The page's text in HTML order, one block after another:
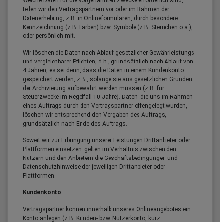
teilen wir den Vertragspartnern vor oder im Rahmen der
Datenerhebung, z.B. in Onlineformularen, durch besondere
Kennzeichnung (z.B. Farben) bzw. Symbole (z.B. Sternchen o.ä.),
oder persönlich mit.
Wir löschen die Daten nach Ablauf gesetzlicher Gewährleistungs-
und vergleichbarer Pflichten, d.h., grundsätzlich nach Ablauf von
4 Jahren, es sei denn, dass die Daten in einem Kundenkonto
gespeichert werden, z.B., solange sie aus gesetzlichen Gründen
der Archivierung aufbewahrt werden müssen (z.B. für
Steuerzwecke im Regelfall 10 Jahre). Daten, die uns im Rahmen
eines Auftrags durch den Vertragspartner offengelegt wurden,
löschen wir entsprechend den Vorgaben des Auftrags,
grundsätzlich nach Ende des Auftrags.
Soweit wir zur Erbringung unserer Leistungen Drittanbieter oder
Plattformen einsetzen, gelten im Verhältnis zwischen den
Nutzern und den Anbietern die Geschäftsbedingungen und
Datenschutzhinweise der jeweiligen Drittanbieter oder
Plattformen.
Kundenkonto
Vertragspartner können innerhalb unseres Onlineangebotes ein
Konto anlegen (z.B. Kunden- bzw. Nutzerkonto, kurz